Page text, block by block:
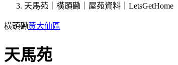
天馬苑｜橫頭磡｜屋苑資料｜LetsGetHome
橫頭磡黃大仙區
天馬苑